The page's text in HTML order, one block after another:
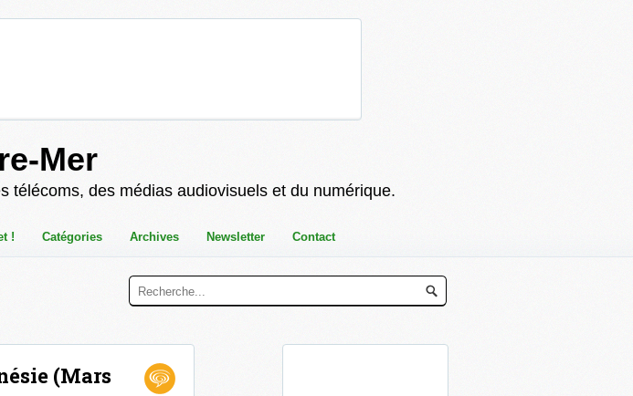
Mer
télécoms, des médias audiovisuels et du numérique.
! Catégories Archives Newsletter Contact
(Mars